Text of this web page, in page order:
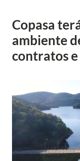
Copasa
ambiente
contratos